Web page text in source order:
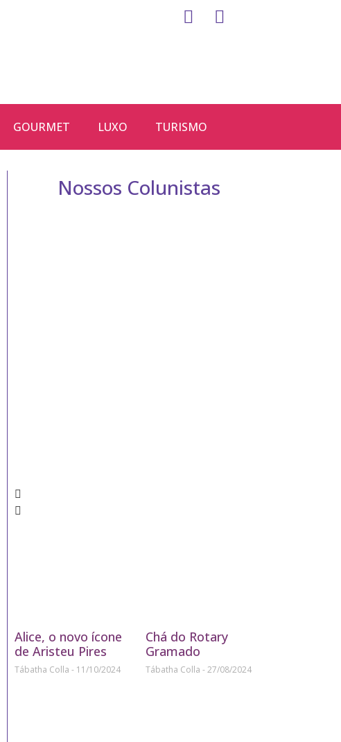
GOURMET LUXO TURISMO
Nossos Colunistas
Alice, o novo ícone
de Aristeu Pires
Tábatha Colla 11/10/2024
Chá do Rotary
Gramado
Tábatha Colla 27/08/2024